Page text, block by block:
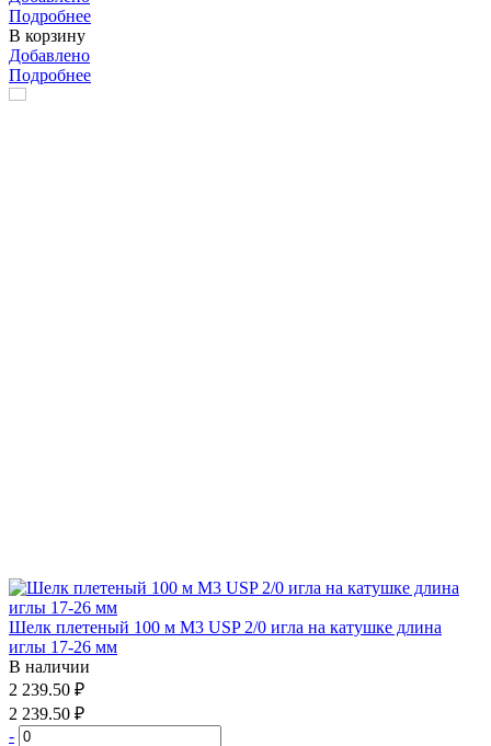
Подробнее
В корзину
Добавлено
Подробнее
Шелк плетеный 100 м М3 USP 2/0 игла на катушке длина
иглы 17-26 мм
В наличии
2 239.50 ₽
2 239.50 ₽
-